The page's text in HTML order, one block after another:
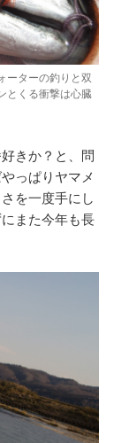
ーターの釣りと双
とくる衝撃は心臓
きか？と、問
っぱりヤマメ
を一度手にし
また今年も長